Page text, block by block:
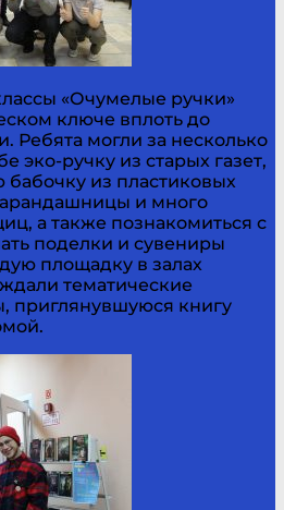
«Очумелые ручки»
ключе вплоть до
Ребята могли за несколько
эко-ручку из старых газет,
из пластиковых
и много
а также познакомиться с
поделки и сувениры
площадку в залах
тематические
приглянувшуюся книгу